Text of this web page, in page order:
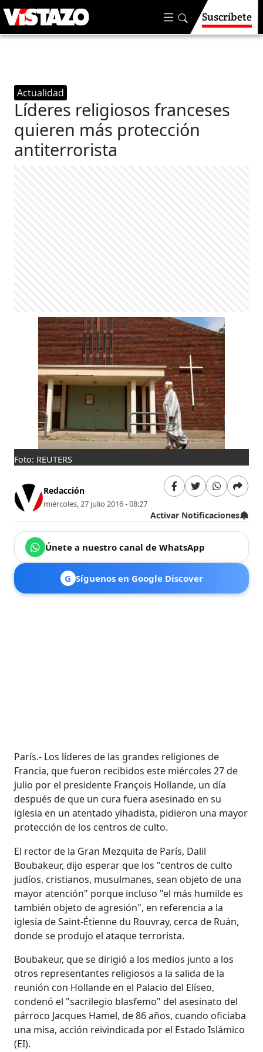
Suscríbete
Actualidad
Líderes religiosos franceses
quieren más protección
antiterrorista
Foto: REUTERS
Redacción
miércoles, 27 julio 2016 - 08:27
Activar Notificaciones
Únete a nuestro canal de WhatsApp
G Síguenos en Google Discover
París.- Los líderes de las grandes religiones de
Francia, que fueron recibidos este miércoles 27 de
julio por el presidente François Hollande, un día
después de que un cura fuera asesinado en su
iglesia en un atentado yihadista, pidieron una mayor
protección de los centros de culto.
El rector de la Gran Mezquita de París, Dalil
Boubakeur, dijo esperar que los "centros de culto
judíos, cristianos, musulmanes, sean objeto de una
mayor atención" porque incluso "el más humilde es
también objeto de agresión", en referencia a la
iglesia de Saint-Étienne du Rouvray, cerca de Ruán,
donde se produjo el ataque terrorista.
Boubakeur, que se dirigió a los medios junto a los
otros representantes religiosos a la salida de la
reunión con Hollande en el Palacio del Elíseo,
condenó el "sacrilegio blasfemo" del asesinato del
párroco Jacques Hamel, de 86 años, cuando oficiaba
una misa, acción reivindicada por el Estado Islámico
(EI).